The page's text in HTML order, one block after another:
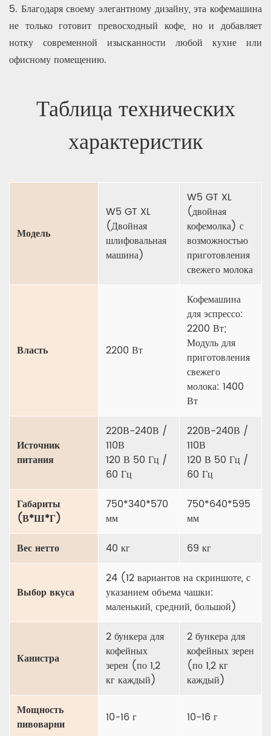
5. Благодаря своему элегантному дизайну, эта кофемашина
не только готовит превосходный кофе, но и добавляет
нотку современной изысканности любой кухне или
офисному помещению.
Таблица технических
характеристик
Модель
W5 GT XL
(Двойная
шлифовальная
машина)
W5 GT XL
(двойная
кофемолка) с
возможностью
приготовления
свежего молока
Власть 2200 Вт
Кофемашина
для эспрессо:
2200 Вт;
Модуль для
приготовления
свежего
молока: 1400
Вт
Источник
питания
220В-240В /
110В
120 В 50 Гц /
60 Гц
220В-240В /
110В
120 В 50 Гц /
60 Гц
Габариты
(В*Ш*Г)
750*340*570
мм
750*640*595
мм
Вес нетто
40 кг 69 кг
Выбор вкуса
24 (12 вариантов на скриншоте, с
указанием объема чашки:
маленький, средний, большой)
Канистра
2 бункера для
кофейных
зерен (по 1,2
кг каждый)
2 бункера для
кофейных зерен
(по 1,2 кг
каждый)
Мощность
пивоварни
10-16 г 10-16 г